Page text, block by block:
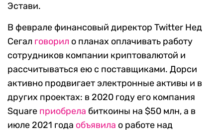
Эстави.
В феврале финансовый директор Twitter Нед
Сегал говорил о планах оплачивать работу
сотрудников компании криптовалютой и
рассчитываться ею с поставщиками. Дорси
активно продвигает электронные активы и в
других проектах: в 2020 году его компания
Square приобрела биткоины на $50 млн, а в
июле 2021 года объявила о работе над